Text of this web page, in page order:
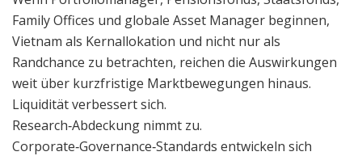
Family Offices und globale Asset Manager beginnen,
Vietnam als Kernallokation und nicht nur als
Randchance zu betrachten, reichen die Auswirkungen
weit über kurzfristige Marktbewegungen hinaus.
Liquidität verbessert sich.
Research‑Abdeckung nimmt zu.
Corporate‑Governance‑Standards entwickeln sich